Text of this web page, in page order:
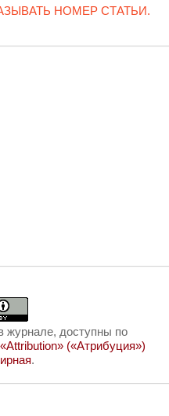
НОМЕР СТАТЬИ.
журнале, доступны по
(«Атрибуция»)
.